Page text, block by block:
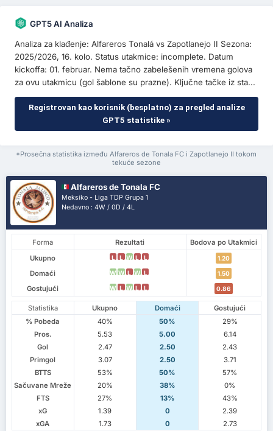
GPT5 AI Analiza
Analiza za klađenje: Alfareros Tonalá vs Zapotlanejo II Sezona:
2025/2026, 16. kolo. Status utakmice: incomplete. Datum
kickoffa: 01. februar. Nema tačno zabelešenih vremena golova
za ovu utakmicu (gol šablone su prazne). Ključne tačke iz sta...
Registrovan kao korisnik (besplatno) za pregled analize
GPT5 statistike »
*Prosečna statistika između Alfareros de Tonala FC i Zapotlanejo II tokom
tekuće sezone
Alfareros de Tonala FC
Meksiko - Liga TDP Grupa 1
Nedavno : 4W / 0D / 4L
Forma Rezultati
Bodova po Utakmici
Ukupno
L L W L L 1.20
Domaći W W L W L 1.50
Gostujući W L W L L 0.86
Statistika Ukupno Domaći
Gostujući
% Pobeda
40% 50%
29%
Pros.
5.53 5.00
6.14
Gol
2.47 2.50
2.43
Primgol
3.07 2.50
3.71
BTTS
53% 50%
57%
Sačuvane Mreže
20% 38%
0%
FTS
27% 13%
43%
xG
1.39 0
2.39
xGA
1.73 0 2.73